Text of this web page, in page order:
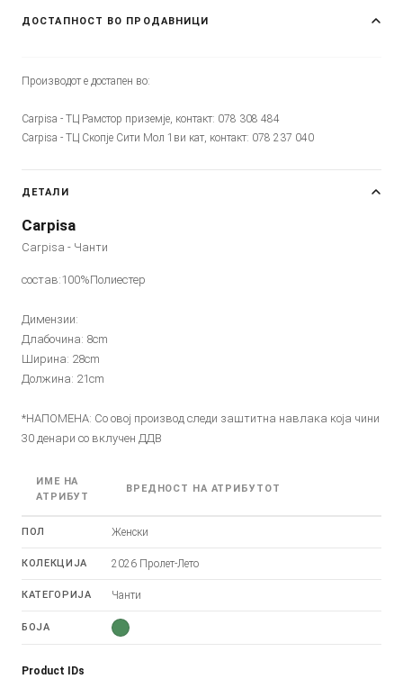
ДОСТАПНОСТ ВО ПРОДАВНИЦИ
Производот е достапен во:
Carpisa - ТЦ Рамстор приземје, контакт: 078 308 484
Carpisa - ТЦ Скопје Сити Мол 1ви кат, контакт: 078 237 040
ДЕТАЛИ
Carpisa
Carpisa - Чанти
состав:100%Полиестер
Димензии:
Длабочина: 8cm
Ширина: 28cm
Должина: 21cm
*НАПОМЕНА: Со овој производ следи заштитна навлака која чини
30 денари со вклучен ДДВ
ИМЕ НА
АТРИБУТ
ВРЕДНОСТ НА АТРИБУТОТ
ПОЛ Женски
КОЛЕКЦИЈА 2026 Пролет-Лето
КАТЕГОРИЈА Чанти
БОЈА
Product IDs